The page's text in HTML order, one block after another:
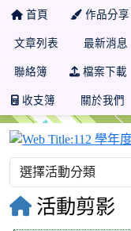
首頁 作品分享
文章列表 最新消息
聯絡簿 檔案下載
收支簿 關於我們
活動剪影